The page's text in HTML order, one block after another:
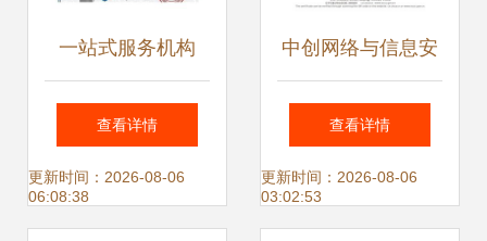
一站式服务机构
CCRC信息安全认
证与网络与信息安
查看详情
更新时间：2026-08-06
06:08:38
中创网络与信息安
全软件开发 构筑数
字化时代的可信防
查看详情
更新时间：2026-08-06
03:02:53